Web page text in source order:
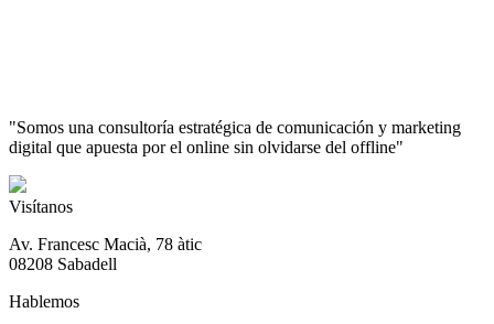
"Somos una consultoría estratégica de comunicación y marketing
digital que apuesta por el online sin olvidarse del offline"
Visítanos
Av. Francesc Macià, 78 àtic
08208 Sabadell
Hablemos